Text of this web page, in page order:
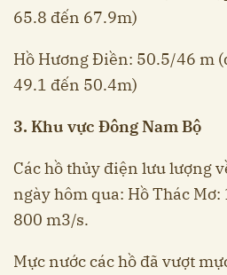
65.8 đến 67.9m)
Hồ Hương Điền: 50.5/46 m
49.1 đến 50.4m)
3. Khu vực Đông Nam Bộ
Các hồ thủy điện lưu lượng
ngày hôm qua: Hồ Thác
800 m3/s.
Mực nước các hồ đã vượt